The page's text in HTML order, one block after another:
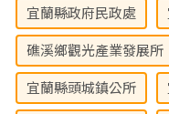
宜蘭縣政府民政處
礁溪鄉觀光產業發展所
宜蘭縣頭城鎮公所